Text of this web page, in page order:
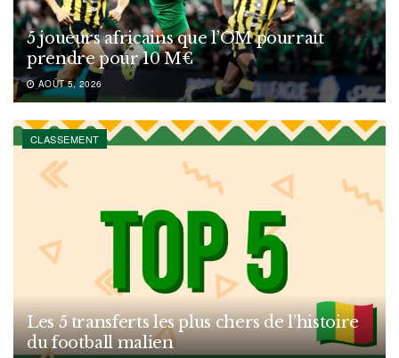
5 joueurs africains que l’OM pourrait
prendre pour 10 M€
AOÛT 5, 2026
CLASSEMENT
Les 5 transferts les plus chers de l’histoire
du football malien